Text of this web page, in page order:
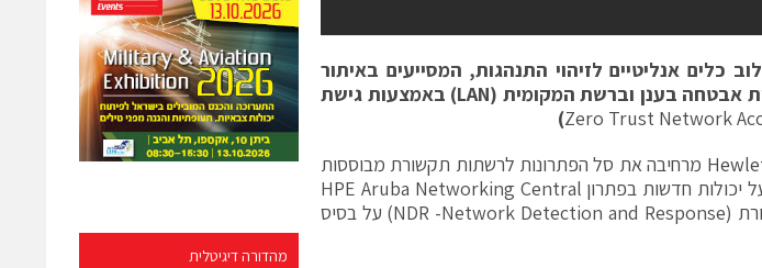
מהדורה דיגיטלית
כלים אנליטיים לזיהוי התנהגות, המסייעים באיתור
אבטחה בענן וברשת המקומית (
LAN) באמצעות גישת
Zero Trust Network
(NYSE: HPE) מרחיבה את סל הפתרונות לרשתות תקשורת מבוססות
AI ובעלות אבטחה מובנית עם הכרזתה על יכולות חדשות בפתרון HPE Aruba Networking Central
לאיתור ותגובה לאירועים ברשת התקשורת (NDR -Network Detection and Response) על בסיס